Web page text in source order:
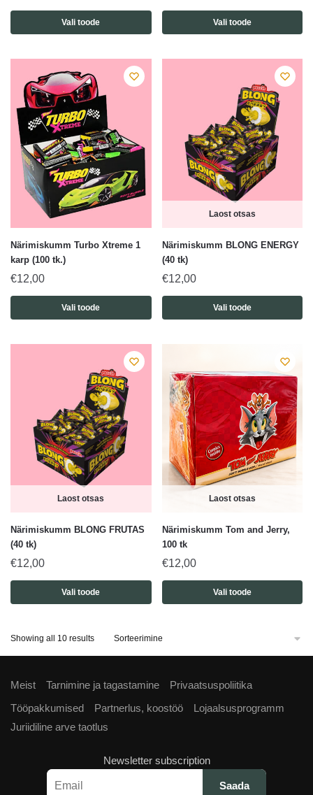
Vali toode Vali toode
Närimiskumm Turbo Xtreme 1
karp (100 tk.)
€12,00
Vali toode
Laost otsas
Närimiskumm BLONG ENERGY
(40 tk)
€12,00
Vali toode
Laost otsas
Närimiskumm BLONG FRUTAS
(40 tk)
€12,00
Vali toode
Laost otsas
Närimiskumm Tom and Jerry,
100 tk
€12,00
Vali toode
Showing all 10 results
Meist Tarnimine ja tagastamine
Privaatsuspoliitika
Tööpakkumised
Partnerlus, koostöö
Lojaalsusprogramm
Juriidiline arve taotlus
Newsletter subscription